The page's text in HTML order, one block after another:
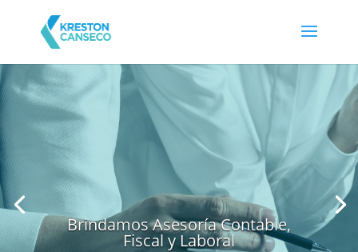
Brindamos Asesoría Contable,
Fiscal y Laboral